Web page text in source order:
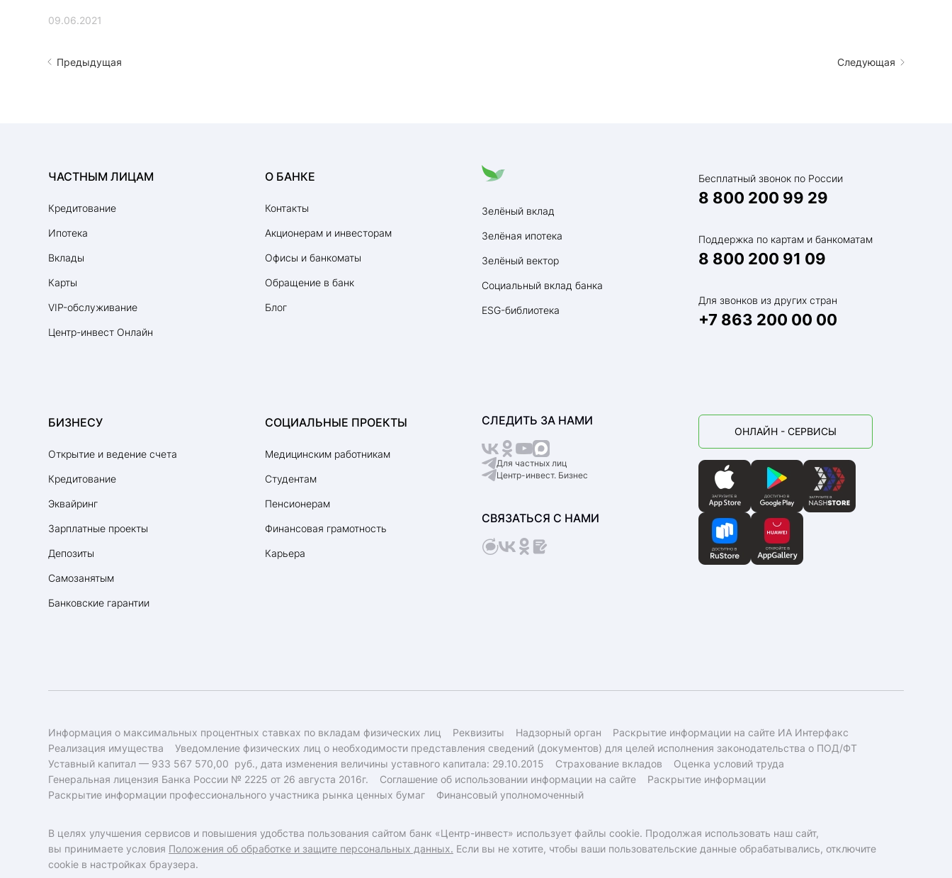
09.06.2021
Предыдущая Следующая
ЧАСТНЫМ ЛИЦАМ
Кредитование
Ипотека
Вклады
Карты
VIP-обслуживание
Центр-инвест Онлайн
БИЗНЕСУ
Открытие и ведение счета
Кредитование
Эквайринг
Зарплатные проекты
Депозиты
Самозанятым
Банковские гарантии
О БАНКЕ
Контакты
Акционерам и инвесторам
Офисы и банкоматы
Обращение в банк
Блог
СОЦИАЛЬНЫЕ ПРОЕКТЫ
Медицинским работникам
Студентам
Пенсионерам
Финансовая грамотность
Карьера
Зелёный вклад
Зелёная ипотека
Зелёный вектор
Социальный вклад банка
ESG-библиотека
СЛЕДИТЬ ЗА НАМИ
Для частных лиц
Центр-инвест. Бизнес
СВЯЗАТЬСЯ С НАМИ
Бесплатный звонок по России
8 800 200 99 29
Поддержка по картам и банкоматам
8 800 200 91 09
Для звонков из других стран
+7 863 200 00 00
ОНЛАЙН - СЕРВИСЫ
Информация о максимальных процентных ставках по вкладам физических лиц Реквизиты Надзорный орган
Раскрытие информации на сайте ИА Интерфакс
Реализация имущества
Уведомление физических лиц о необходимости представления сведений (документов) для целей исполнения законодательства о ПОД/ФТ
Уставный капитал — 933 567 570,00 руб., дата изменения величины уставного капитала: 29.10.2015
Страхование вкладов
Оценка условий труда
Генеральная лицензия Банка России № 2225 от 26 августа 2016г.
Соглашение об использовании информации на сайте
Раскрытие информации
Раскрытие информации профессионального участника рынка ценных бумаг
Финансовый уполномоченный
В целях улучшения сервисов и повышения удобства пользования сайтом банк «Центр-инвест» использует файлы cookie. Продолжая использовать наш сайт,
вы принимаете условия Положения об обработке и защите персональных данных. Если вы не хотите, чтобы ваши пользовательские данные обрабатывались, отключите
cookie в настройках браузера.